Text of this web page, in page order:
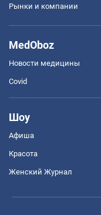
Рынки и компании
MedOboz
Новости медицины
Covid
Шоу
Афиша
Красота
Женский Журнал